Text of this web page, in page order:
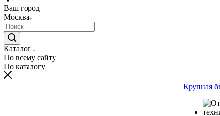
Ваш город
Москва
Каталог
По всему сайту
По каталогу
Крупная